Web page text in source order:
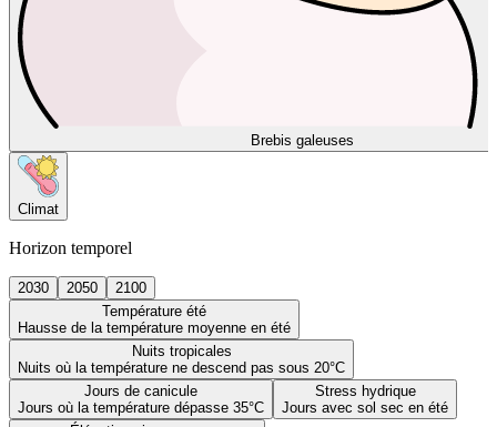
Brebis galeuses
Climat
Horizon temporel
2030 2050
2100
Température été
Hausse de la température moyenne en été
Nuits tropicales
Nuits où la température ne descend pas sous 20°C
Jours de canicule
Jours où la température dépasse 35°C
Stress hydrique
Jours avec sol sec en été